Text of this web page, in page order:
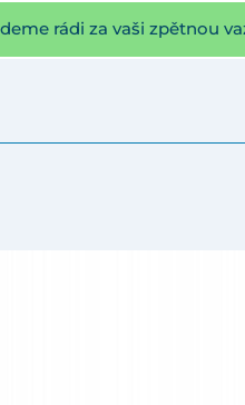
rádi za vaši zpětnou